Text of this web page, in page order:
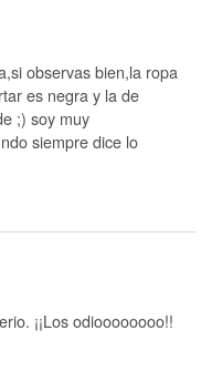
observas bien,la ropa
es negra y la de
;) soy muy
siempre dice lo
¡¡Los odioooooooo!!